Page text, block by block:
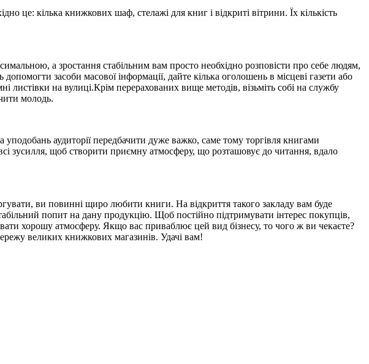
це: кілька книжкових шаф, стелажі для книг і відкриті вітрини. Їх кількість
а зростання стабільним вам просто необхідно розповісти про себе людям,
засоби масової інформації, дайте кілька оголошень в місцеві газети або
на вулиці.Крім перерахованих вище методів, візьміть собі на службу
молодь.
аудиторії передбачити дуже важко, саме тому торгівля книгами
зусилля, щоб створити приємну атмосферу, що розташовує до читання, вдало
ви повинні щиро любити книги. На відкриття такого закладу вам буде
попит на дану продукцію. Щоб постійно підтримувати інтерес покупців,
хорошу атмосферу. Якщо вас приваблює цей вид бізнесу, то чого ж ви чекаєте?
великих книжкових магазинів. Удачі вам!